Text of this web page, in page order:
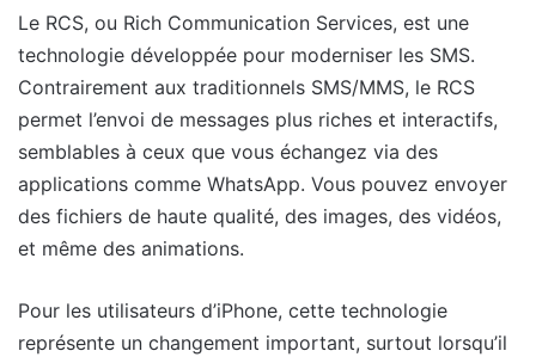
Le RCS, ou Rich Communication Services, est une
technologie développée pour moderniser les SMS.
Contrairement aux traditionnels SMS/MMS, le RCS
permet l’envoi de messages plus riches et interactifs,
semblables à ceux que vous échangez via des
applications comme WhatsApp. Vous pouvez envoyer
des fichiers de haute qualité, des images, des vidéos,
et même des animations.
Pour les utilisateurs d’iPhone, cette technologie
représente un changement important, surtout lorsqu’il